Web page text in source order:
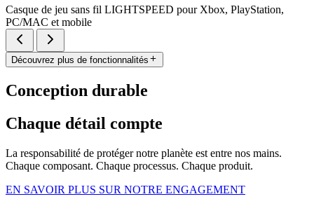
Casque de jeu sans fil LIGHTSPEED pour Xbox, PlayStation,
PC/MAC et mobile
Découvrez plus de fonctionnalités
Conception durable
Chaque détail compte
La responsabilité de protéger notre planète est entre nos mains.
Chaque composant. Chaque processus. Chaque produit.
EN SAVOIR PLUS SUR NOTRE ENGAGEMENT